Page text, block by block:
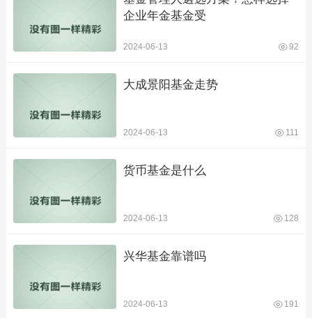
企业年金基金受
2024-06-13 92
大成景阳基金走势
2024-06-13 111
货币基金是什么
2024-06-13 128
兴华基金靠谱吗
2024-06-13 191